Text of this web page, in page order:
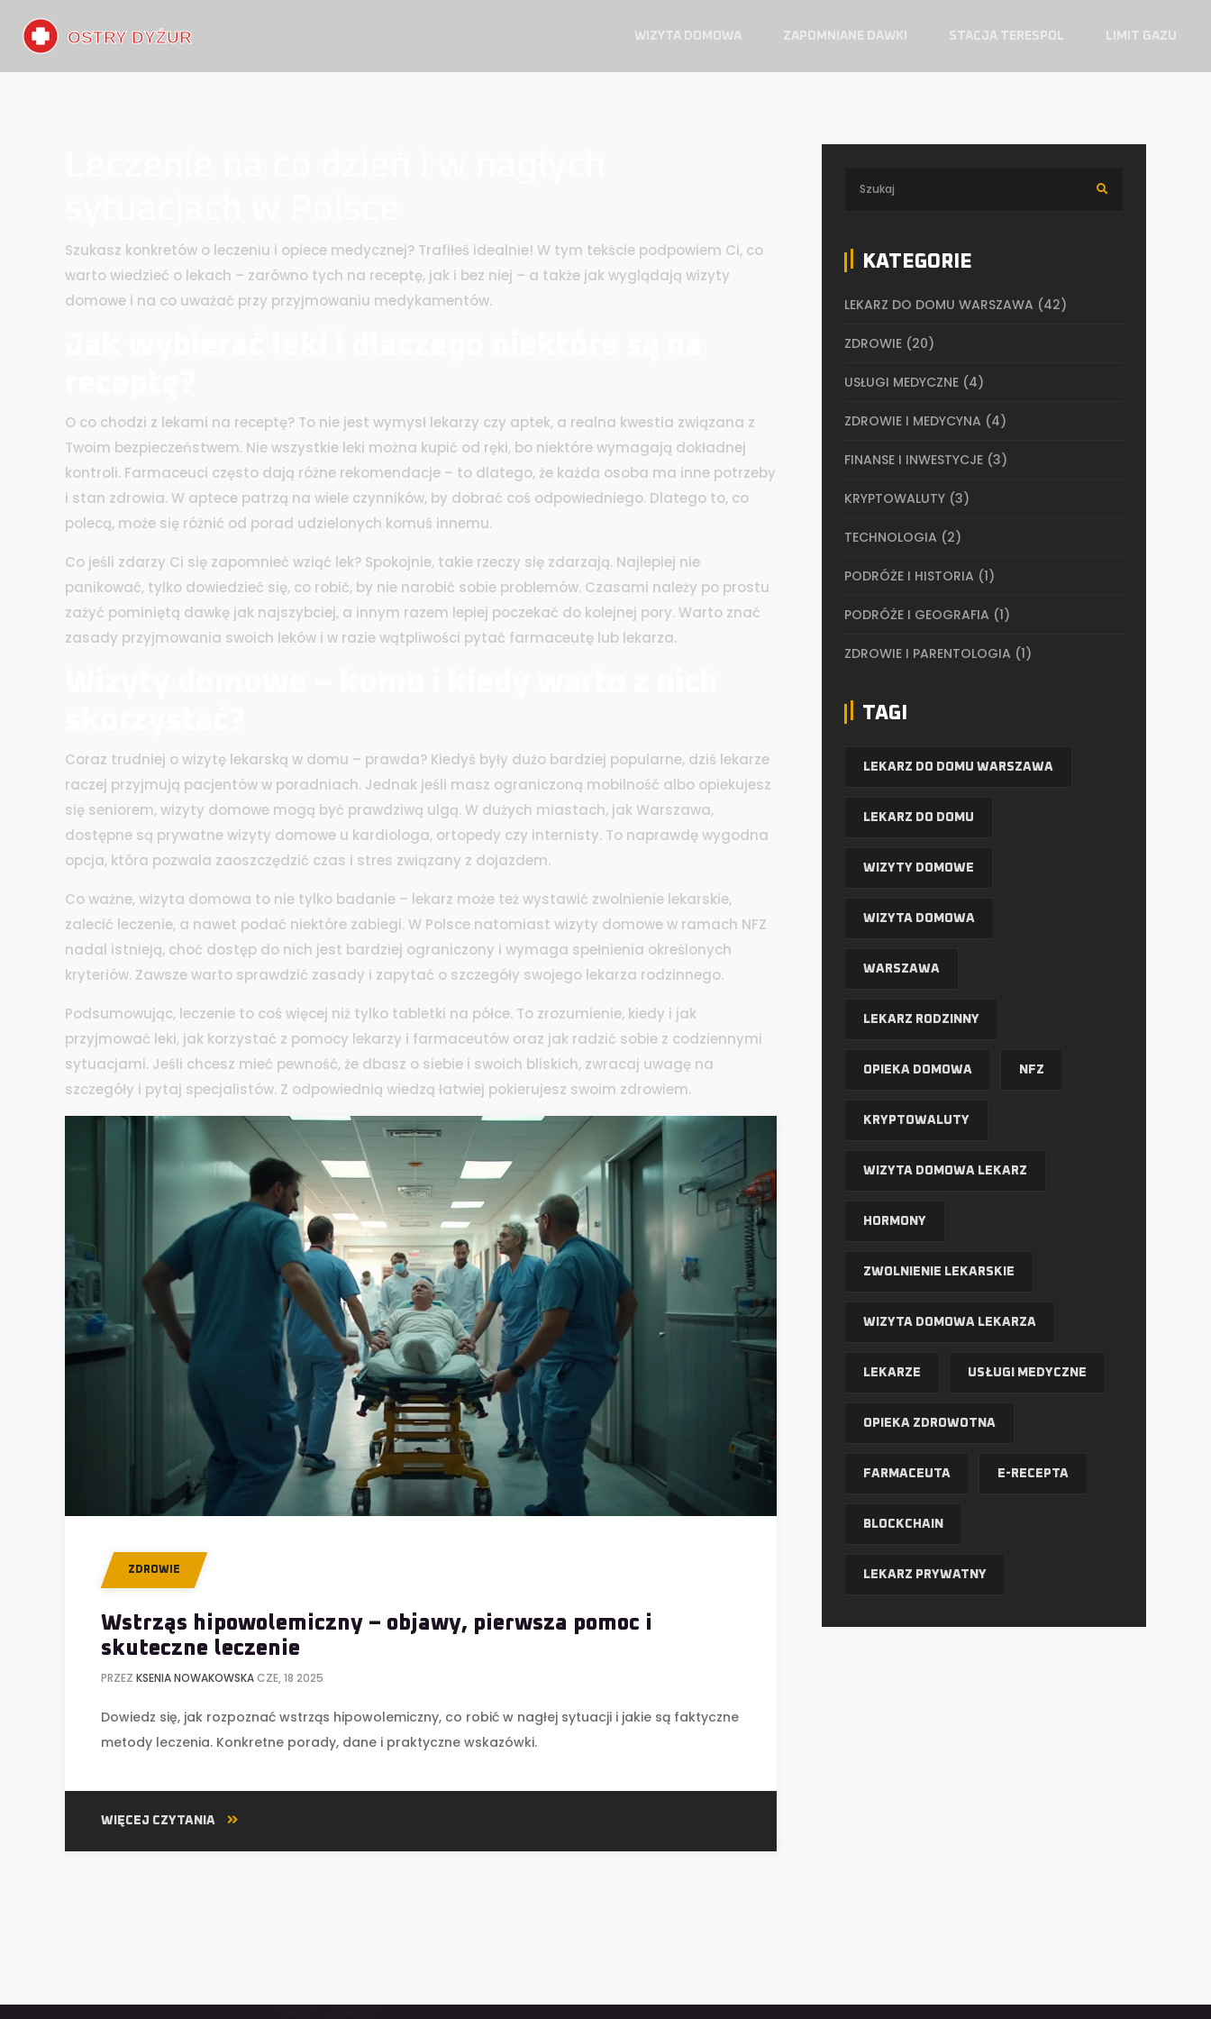
WIZYTA DOMOWA ZAPOMNIANE DAWKI STACJA TERESPOL LIMIT GAZU
Szukasz konkretów o leczeniu i opiece medycznej? Trafiłeś idealnie! W tym tekście podpowiem Ci, co
warto wiedzieć o lekach – zarówno tych na receptę, jak i bez niej – a także jak wyglądają wizyty
domowe i na co uważać przy przyjmowaniu medykamentów.
O co chodzi z lekami na receptę? To nie jest wymysł lekarzy czy aptek, a realna kwestia związana z
Twoim bezpieczeństwem. Nie wszystkie leki można kupić od ręki, bo niektóre wymagają dokładnej
kontroli. Farmaceuci często dają różne rekomendacje – to dlatego, że każda osoba ma inne potrzeby
i stan zdrowia. W aptece patrzą na wiele czynników, by dobrać coś odpowiedniego. Dlatego to, co
polecą, może się różnić od porad udzielonych komuś innemu.
Co jeśli zdarzy Ci się zapomnieć wziąć lek? Spokojnie, takie rzeczy się zdarzają. Najlepiej nie
panikować, tylko dowiedzieć się, co robić, by nie narobić sobie problemów. Czasami należy po prostu
zażyć pominiętą dawkę jak najszybciej, a innym razem lepiej poczekać do kolejnej pory. Warto znać
zasady przyjmowania swoich leków i w razie wątpliwości pytać farmaceutę lub lekarza.
Coraz trudniej o wizytę lekarską w domu – prawda? Kiedyś były dużo bardziej popularne, dziś lekarze
raczej przyjmują pacjentów w poradniach. Jednak jeśli masz ograniczoną mobilność albo opiekujesz
się seniorem, wizyty domowe mogą być prawdziwą ulgą. W dużych miastach, jak Warszawa,
dostępne są prywatne wizyty domowe u kardiologa, ortopedy czy internisty. To naprawdę wygodna
opcja, która pozwala zaoszczędzić czas i stres związany z dojazdem.
Co ważne, wizyta domowa to nie tylko badanie – lekarz może też wystawić zwolnienie lekarskie,
zalecić leczenie, a nawet podać niektóre zabiegi. W Polsce natomiast wizyty domowe w ramach NFZ
nadal istnieją, choć dostęp do nich jest bardziej ograniczony i wymaga spełnienia określonych
kryteriów. Zawsze warto sprawdzić zasady i zapytać o szczegóły swojego lekarza rodzinnego.
Podsumowując, leczenie to coś więcej niż tylko tabletki na półce. To zrozumienie, kiedy i jak
przyjmować leki, jak korzystać z pomocy lekarzy i farmaceutów oraz jak radzić sobie z codziennymi
sytuacjami. Jeśli chcesz mieć pewność, że dbasz o siebie i swoich bliskich, zwracaj uwagę na
szczegóły i pytaj specjalistów. Z odpowiednią wiedzą łatwiej pokierujesz swoim zdrowiem.
ZDROWIE
Wstrząs hipowolemiczny – objawy, pierwsza pomoc i
skuteczne leczenie
PRZEZ KSENIA NOWAKOWSKACZE, 18 2025
Dowiedz się, jak rozpoznać wstrząs hipowolemiczny, co robić w nagłej sytuacji i jakie są faktyczne
metody leczenia. Konkretne porady, dane i praktyczne wskazówki.
WIĘCEJ CZYTANIA
KATEGORIE
LEKARZ DO DOMU WARSZAWA (42)
ZDROWIE (20)
USŁUGI MEDYCZNE (4)
ZDROWIE I MEDYCYNA (4)
FINANSE I INWESTYCJE (3)
KRYPTOWALUTY (3)
TECHNOLOGIA (2)
PODRÓŻE I HISTORIA (1)
PODRÓŻE I GEOGRAFIA (1)
ZDROWIE I PARENTOLOGIA (1)
TAGI
LEKARZ DO DOMU WARSZAWA
LEKARZ DO DOMU
WIZYTY DOMOWE
WIZYTA DOMOWA
WARSZAWA
LEKARZ RODZINNY
OPIEKA DOMOWA NFZ
KRYPTOWALUTY
WIZYTA DOMOWA LEKARZ
HORMONY
ZWOLNIENIE LEKARSKIE
WIZYTA DOMOWA LEKARZA
LEKARZE USŁUGI MEDYCZNE
OPIEKA ZDROWOTNA
FARMACEUTA E-RECEPTA
BLOCKCHAIN
LEKARZ PRYWATNY